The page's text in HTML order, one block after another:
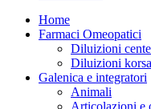
Home
Farmaci Omeopatici
Diluizioni
Diluizioni
Galenica e integratori
Animali
Articolazioni e